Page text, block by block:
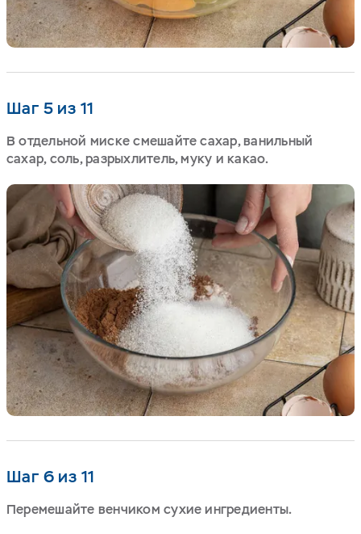
Шаг 5 из 11
В отдельной миске смешайте сахар, ванильный
сахар, соль, разрыхлитель, муку и какао.
Шаг 6 из 11
Перемешайте венчиком сухие ингредиенты.